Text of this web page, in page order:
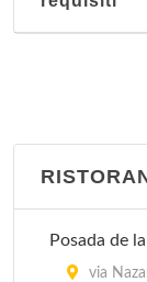
Posada de
via